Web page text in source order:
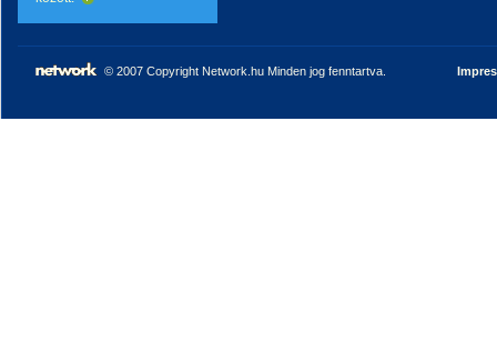
© 2007 Copyright Network.hu Minden jog fenntartva.